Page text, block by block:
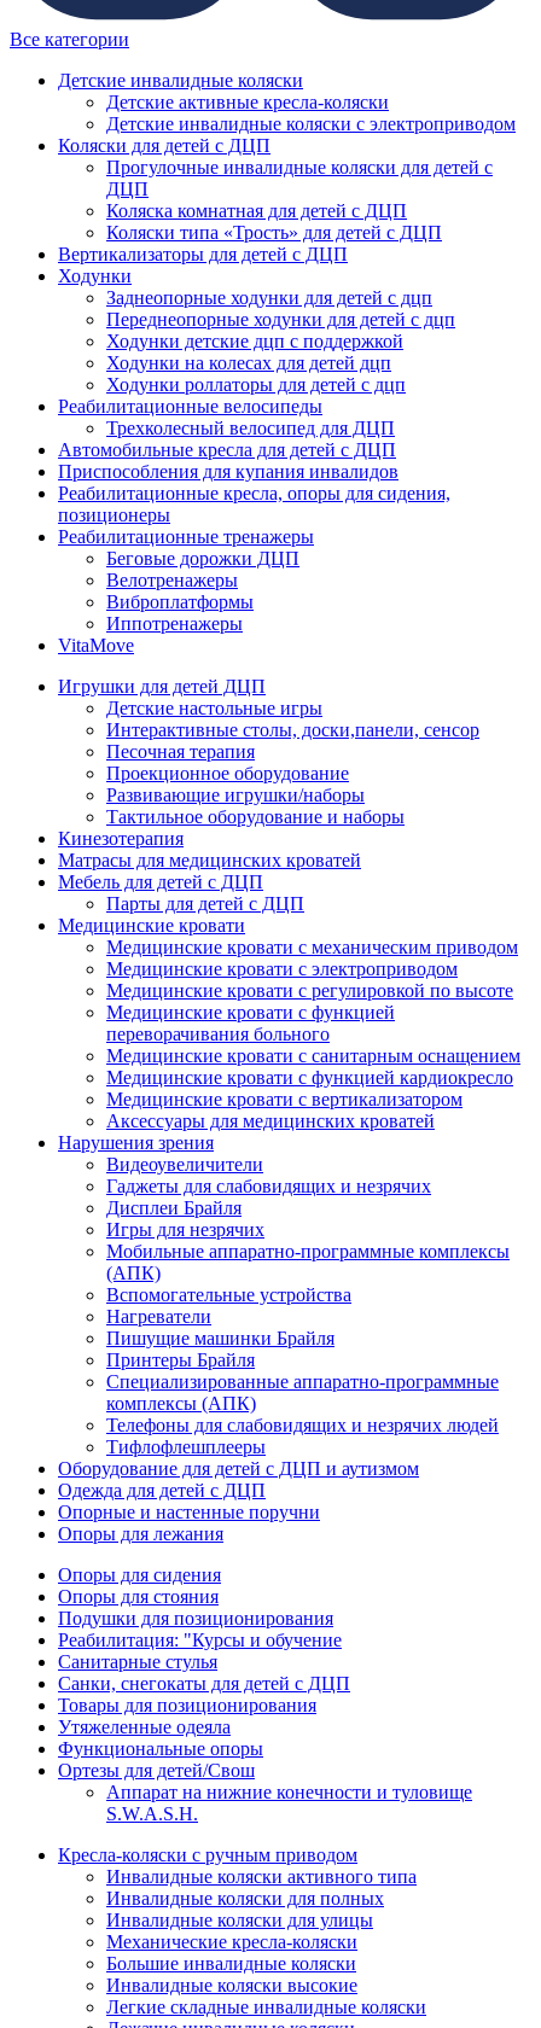
Все категории
Детские инвалидные коляски
Детские активные кресла-коляски
Детские инвалидные коляски с электроприводом
Коляски для детей с ДЦП
Прогулочные инвалидные коляски для детей с
ДЦП
Коляска комнатная для детей с ДЦП
Коляски типа «Трость» для детей с ДЦП
Вертикализаторы для детей с ДЦП
Ходунки
Заднеопорные ходунки для детей с дцп
Переднеопорные ходунки для детей с дцп
Ходунки детские дцп с поддержкой
Ходунки на колесах для детей дцп
Ходунки роллаторы для детей с дцп
Реабилитационные велосипеды
Трехколесный велосипед для ДЦП
Автомобильные кресла для детей с ДЦП
Приспособления для купания инвалидов
Реабилитационные кресла, опоры для сидения,
позиционеры
Реабилитационные тренажеры
Беговые дорожки ДЦП
Велотренажеры
Виброплатформы
Иппотренажеры
VitaMove
Игрушки для детей ДЦП
Детские настольные игры
Интерактивные столы, доски,панели, сенсор
Песочная терапия
Проекционное оборудование
Развивающие игрушки/наборы
Тактильное оборудование и наборы
Кинезотерапия
Матрасы для медицинских кроватей
Мебель для детей с ДЦП
Парты для детей с ДЦП
Медицинские кровати
Медицинские кровати с механическим приводом
Медицинские кровати с электроприводом
Медицинские кровати с регулировкой по высоте
Медицинские кровати с функцией
переворачивания больного
Медицинские кровати с санитарным оснащением
Медицинские кровати с функцией кардиокресло
Медицинские кровати с вертикализатором
Аксессуары для медицинских кроватей
Нарушения зрения
Видеоувеличители
Гаджеты для слабовидящих и незрячих
Дисплеи Брайля
Игры для незрячих
Мобильные аппаратно-программные комплексы
(АПК)
Вспомогательные устройства
Нагреватели
Пишущие машинки Брайля
Принтеры Брайля
Специализированные аппаратно-программные
комплексы (АПК)
Телефоны для слабовидящих и незрячих людей
Тифлофлешплееры
Оборудование для детей с ДЦП и аутизмом
Одежда для детей с ДЦП
Опорные и настенные поручни
Опоры для лежания
Опоры для сидения
Опоры для стояния
Подушки для позиционирования
Реабилитация: "Курсы и обучение
Санитарные стулья
Санки, снегокаты для детей с ДЦП
Товары для позиционирования
Утяжеленные одеяла
Функциональные опоры
Ортезы для детей/Свош
Аппарат на нижние конечности и туловище
S.W.A.S.H.
Кресла-коляски с ручным приводом
Инвалидные коляски активного типа
Инвалидные коляски для полных
Инвалидные коляски для улицы
Механические кресла-коляски
Большие инвалидные коляски
Инвалидные коляски высокие
Легкие складные инвалидные коляски